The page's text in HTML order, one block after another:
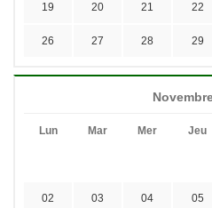
19 20 21 22
26 27 28 29
Lun Mar Mer Jeu
02 03 04 05